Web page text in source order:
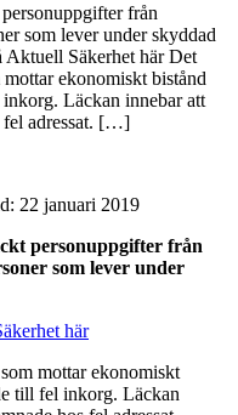
från
som lever under skyddad
Säkerhet här Det
ekonomiskt bistånd
Läckan innebar att
fel adressat. […]
22 januari 2019
personuppgifter från
som lever under
här
mottar ekonomiskt
till fel inkorg. Läckan